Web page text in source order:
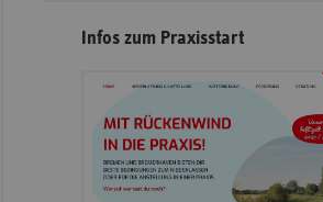
Infos zum Praxisstart